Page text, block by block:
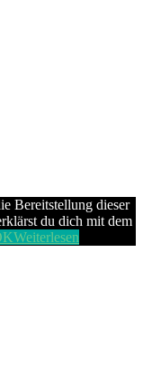
Bereitstellung dieser
du dich mit dem
Weiterlesen